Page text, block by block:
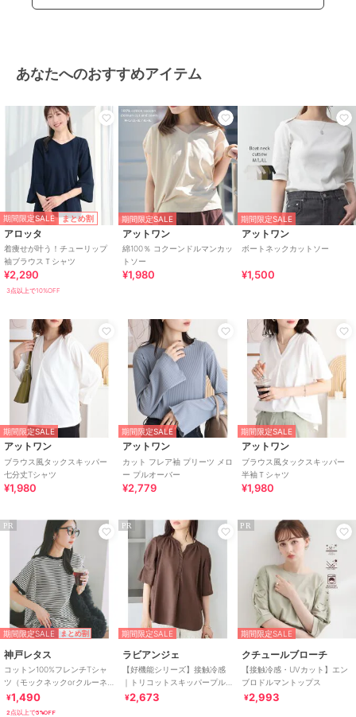
あなたへのおすすめアイテム
期間限定SALE まとめ割
アロッタ
着痩せが叶う！チューリップ
袖ブラウスＴシャツ
¥2,290
3点以上で10%OFF
期間限定SALE
アットワン
綿100％ コクーンドルマンカッ
トソー
¥1,980
期間限定SALE
アットワン
ボートネックカットソー
¥1,500
期間限定SALE
アットワン
ブラウス風タックスキッパー
七分丈Tシャツ
¥1,980
期間限定SALE
アットワン
カット フレア袖 プリーツ メロ
ー プルオーバー
¥2,779
期間限定SALE
アットワン
ブラウス風タックスキッパー
半袖Ｔシャツ
¥1,980
PR
期間限定SALE まとめ割
神戸レタス
コットン100%フレンチTシャ
ツ（モックネックorクルーネ
ック） [C4819]
¥1,490
2点以上で5%OFF
PR
期間限定SALE
ラビアンジェ
【好機能シリーズ】接触冷感
｜トリコットスキッパープル
オーバー｜オフィスカジュア
¥2,673
PR
期間限定SALE
クチュールブローチ
【接触冷感・UVカット】エン
ブロドルマントップス
¥2,993